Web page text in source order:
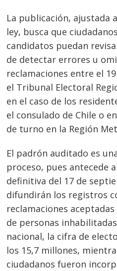
La publicación, ajustada
ley, busca que
candidatos puedan
de detectar errores u
reclamaciones entre el
el Tribunal Electoral
en el caso de los
el consulado de Chile o
de turno en la Región
El padrón auditado es
proceso, pues antecede
definitiva del 17 de
difundirán los registros
reclamaciones
de personas
nacional, la cifra de
los 15,7 millones,
ciudadanos fueron